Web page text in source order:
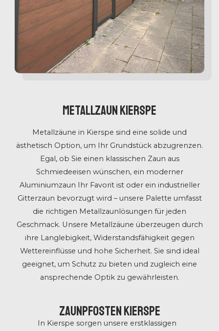
Metallzaun Kierspe
Metallzäune in Kierspe sind eine solide und
ästhetisch Option, um Ihr Grundstück abzugrenzen.
Egal, ob Sie einen klassischen Zaun aus
Schmiedeeisen wünschen, ein moderner
Aluminiumzaun Ihr Favorit ist oder ein industrieller
Gitterzaun bevorzugt wird – unsere Palette umfasst
die richtigen Metallzaunlösungen für jeden
Geschmack. Unsere Metallzäune überzeugen durch
ihre Langlebigkeit, Widerstandsfähigkeit gegen
Wettereinflüsse und hohe Sicherheit. Sie sind ideal
geeignet, um Schutz zu bieten und zugleich eine
ansprechende Optik zu gewährleisten.
Zaunpfosten Kierspe
In Kierspe sorgen unsere erstklassigen